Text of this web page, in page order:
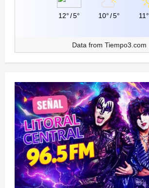
12°/5° 10°/5° 11°
Data from Tiempo3.com